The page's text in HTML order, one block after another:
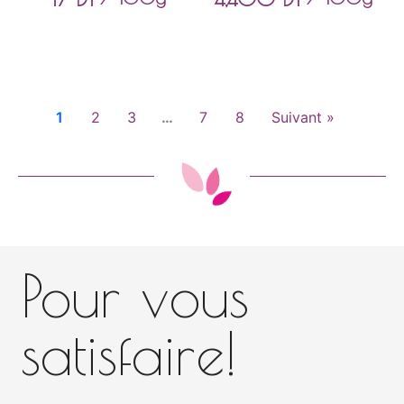
1 2 3 … 7 8 Suivant »
Pour vous
satisfaire!